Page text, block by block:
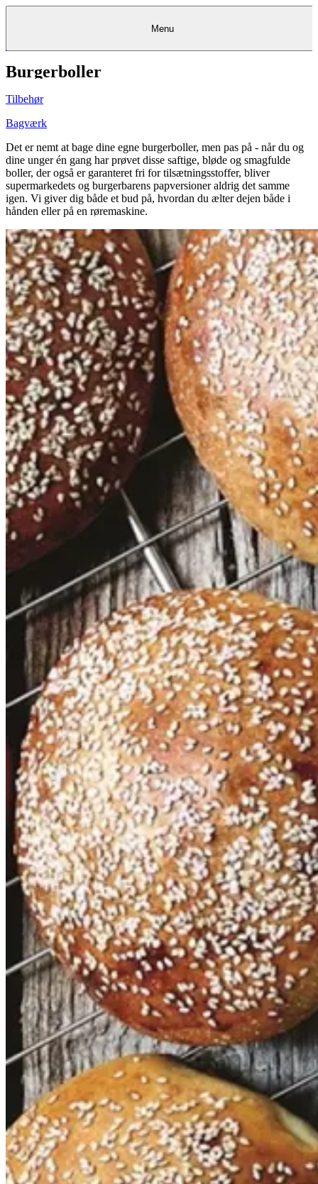
KantineKantine
Frokostordning
Catering
Madkurser
& Teambuilding
Opskrifter
RestauranterRestauranter
Bagerier
Foodservice
Detail
Projekter
rådgivning
EventkalenderEventkalenderEventkalender
KøbKøbgavekort
KundeserviceKundeservice
Menu
Burgerboller
Tilbehør
Bagværk
Det er nemt at bage dine egne burgerboller, men pas på - når du og
dine unger én gang har prøvet disse saftige, bløde og smagfulde
boller, der også er garanteret fri for tilsætningsstoffer, bliver
supermarkedets og burgerbarens papversioner aldrig det samme
igen. Vi giver dig både et bud på, hvordan du ælter dejen både i
hånden eller på en røremaskine.